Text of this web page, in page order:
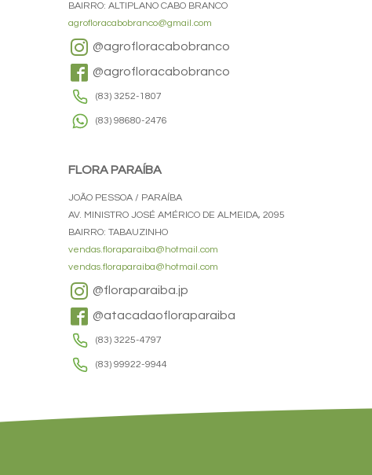
BAIRRO: ALTIPLANO CABO BRANCO
agrofloracabobranco@gmail.com
@agrofloracabobranco
@agrofloracabobranco
(83) 3252-1807
(83) 98680-2476
FLORA PARAÍBA
JOÃO PESSOA / PARAÍBA
AV. MINISTRO JOSÉ AMÉRICO DE ALMEIDA, 2095
BAIRRO: TABAUZINHO
vendas.floraparaiba@hotmail.com
vendas.floraparaiba@hotmail.com
@floraparaiba.jp
@atacadaofloraparaiba
(83) 3225-4797
(83) 99922-9944